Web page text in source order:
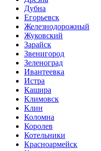
Дубна
Егорьевск
Железнодорожный
Жуковский
Зарайск
Звенигород
Зеленоград
Ивантеевка
Истра
Кашира
Климовск
Клин
Коломна
Королев
Котельники
Красноармейск